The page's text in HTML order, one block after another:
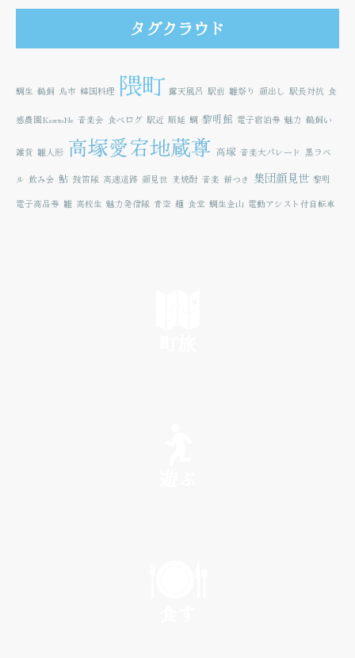
タグクラウド
鯛生 鵜飼 鳥市 韓国料理 隈町 露天風呂 駅前 雛祭り 顔出し 駅長対抗 食
感農園KazetoNe 音楽会 食べログ 駅近 順延 鯛 黎明館 電子宿泊券 魅力 鵜飼い
雑貨 雛人形 高塚愛宕地蔵尊 高塚 音楽大パレード 黒ラベ
ル 飲み会 鮎 鼓笛隊 高速道路 顔見世 麦焼酎 音楽 餅つき 集団顔見世 黎明
電子商品券 雛 高校生 魅力発信隊 青空 麺 食堂 鯛生金山 電動アシスト付自転車